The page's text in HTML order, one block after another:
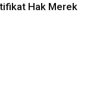
Hak Merek